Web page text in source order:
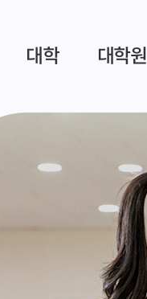
대학 대학원